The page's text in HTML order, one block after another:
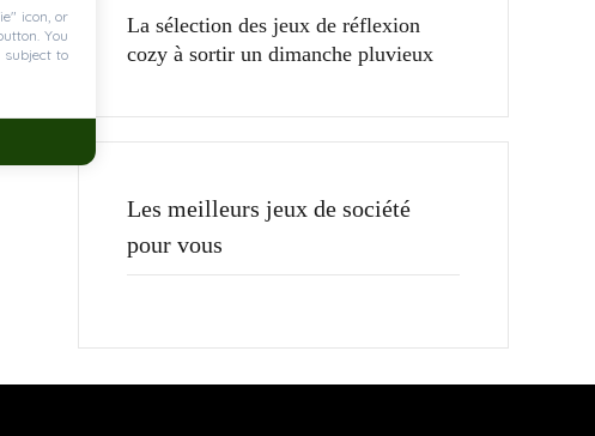
La sélection des jeux de réflexion
cozy à sortir un dimanche pluvieux
Les meilleurs jeux de société
pour vous
icon, or
You
to